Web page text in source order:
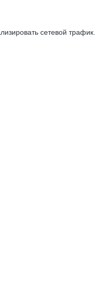
сетевой трафик.